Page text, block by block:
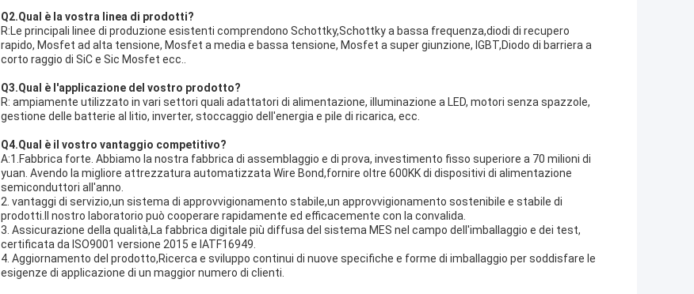
Q2.Qual è la vostra linea di prodotti?
R:Le principali linee di produzione esistenti comprendono Schottky,Schottky a bassa frequenza,diodi di recupero
rapido, Mosfet ad alta tensione, Mosfet a media e bassa tensione, Mosfet a super giunzione, IGBT,Diodo di barriera a
corto raggio di SiC e Sic Mosfet ecc..
Q3.Qual è l'applicazione del vostro prodotto?
R: ampiamente utilizzato in vari settori quali adattatori di alimentazione, illuminazione a LED, motori senza spazzole,
gestione delle batterie al litio, inverter, stoccaggio dell'energia e pile di ricarica, ecc.
Q4.Qual è il vostro vantaggio competitivo?
A:1.Fabbrica forte. Abbiamo la nostra fabbrica di assemblaggio e di prova, investimento fisso superiore a 70 milioni di
yuan. Avendo la migliore attrezzatura automatizzata Wire Bond,fornire oltre 600KK di dispositivi di alimentazione
semiconduttori all'anno.
2. vantaggi di servizio,un sistema di approvvigionamento stabile,un approvvigionamento sostenibile e stabile di
prodotti.Il nostro laboratorio può cooperare rapidamente ed efficacemente con la convalida.
3. Assicurazione della qualità,La fabbrica digitale più diffusa del sistema MES nel campo dell'imballaggio e dei test,
certificata da ISO9001 versione 2015 e IATF16949.
4. Aggiornamento del prodotto,Ricerca e sviluppo continui di nuove specifiche e forme di imballaggio per soddisfare le
esigenze di applicazione di un maggior numero di clienti.